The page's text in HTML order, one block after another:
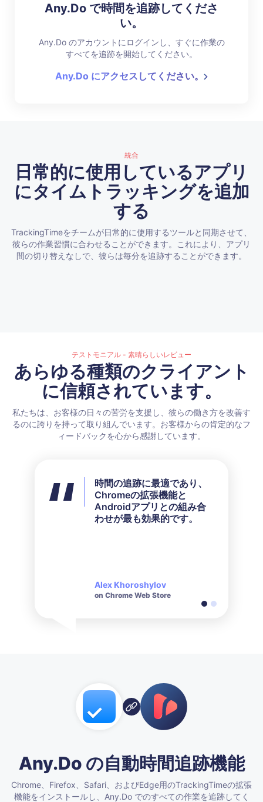
Any.Do で時間を追跡してくださ
い。
Any.Do のアカウントにログインし、すぐに作業の
すべてを追跡を開始してください。
Any.Do にアクセスしてください。
統合
日常的に使用しているアプリ
にタイムトラッキングを追加
する
TrackingTimeをチームが日常的に使用するツールと同期させて、
彼らの作業習慣に合わせることができます。これにより、アプリ
間の切り替えなしで、彼らは毎分を追跡することができます。
テストモニアル - 素晴らしいレビュー
あらゆる種類のクライアント
に信頼されています。
私たちは、お客様の日々の苦労を支援し、彼らの働き方を改善す
るのに誇りを持って取り組んでいます。お客様からの肯定的なフ
ィードバックを心から感謝しています。
時間の追跡に最適であり、
Chromeの拡張機能と
Androidアプリとの組み合
わせが最も効果的です。
Alex Khoroshylov
on Chrome Web Store
すべての利用可能な機能を
使用していませんが、私の
ニーズには完璧に合ってい
ました。彼らのカスタマー
Salvador Carranza
on Chrome Web Store
Any.Do の自動時間追跡機能
Chrome、Firefox、Safari、およびEdge用のTrackingTimeの拡張
機能をインストールし、Any.Do でのすべての作業を追跡してく